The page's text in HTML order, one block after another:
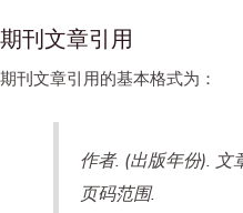
期刊文章引用
期刊文章引用的基本格式为：
作者. (出版年份). 文
页码范围.